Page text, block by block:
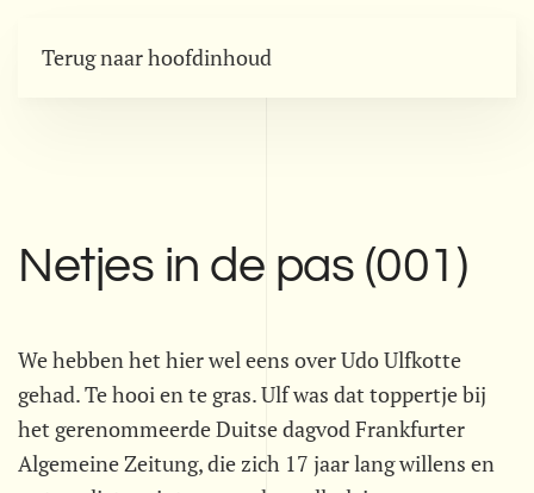
Terug naar hoofdinhoud
Netjes in de pas (001)
We hebben het hier wel eens over Udo Ulfkotte
gehad. Te hooi en te gras. Ulf was dat toppertje bij
het gerenommeerde Duitse dagvod Frankfurter
Algemeine Zeitung, die zich 17 jaar lang willens en